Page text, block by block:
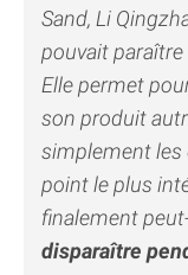
Sand, Li
pouvait paraître
Elle permet
son produit
simplement les
point le plus
finalement
disparaître